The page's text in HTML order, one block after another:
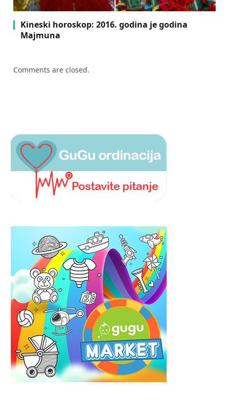
Kineski horoskop: 2016. godina je godina
Majmuna
Comments are closed.